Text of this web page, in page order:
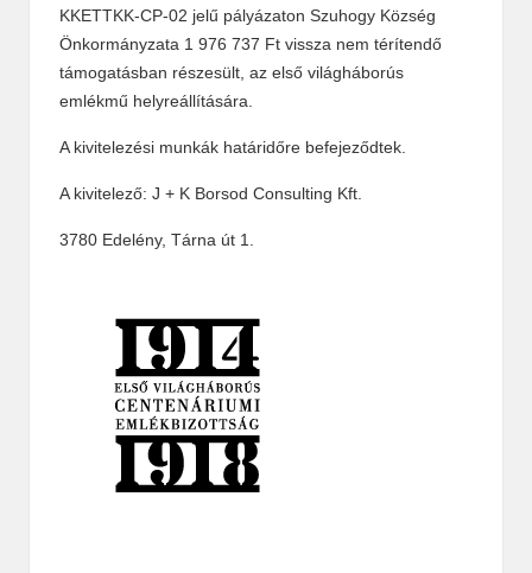
KKETTKK-CP-02 jelű pályázaton Szuhogy Község
Önkormányzata 1 976 737 Ft vissza nem térítendő
támogatásban részesült, az első világháborús
emlékmű helyreállítására.
A kivitelezési munkák határidőre befejeződtek.
A kivitelező: J + K Borsod Consulting Kft.
3780 Edelény, Tárna út 1.